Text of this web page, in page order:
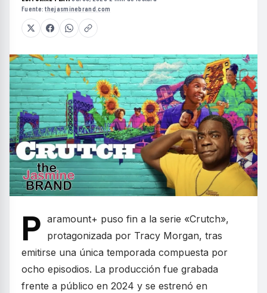
Fuente:thejasminebrand.com
P aramount+ puso fin a la serie «Crutch»,
protagonizada por Tracy Morgan, tras
emitirse una única temporada compuesta por
ocho episodios. La producción fue grabada
frente a público en 2024 y se estrenó en